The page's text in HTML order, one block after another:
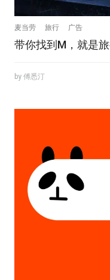
麦当劳 旅行 广告
带你找到M，就是
by 傅悉汀